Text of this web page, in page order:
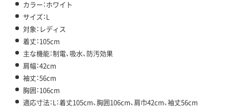
カラー：ホワイト
サイズ：L
対象：レディス
着丈：105cm
主な機能：制電、吸水、防汚効果
肩幅：42cm
袖丈：56cm
胸囲：106cm
適応寸法：L：着丈105cm、胸囲106cm、肩巾42cm、袖丈56cm